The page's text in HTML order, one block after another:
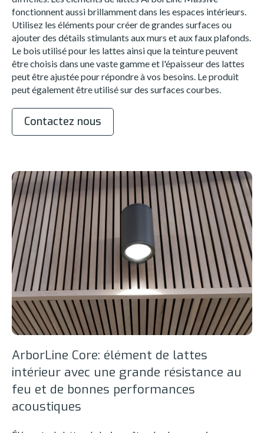
fonctionnent aussi brillamment dans les espaces intérieurs.
Utilisez les éléments pour créer de grandes surfaces ou
ajouter des détails stimulants aux murs et aux faux plafonds.
Le bois utilisé pour les lattes ainsi que la teinture peuvent
être choisis dans une vaste gamme et l'épaisseur des lattes
peut être ajustée pour répondre à vos besoins. Le produit
peut également être utilisé sur des surfaces courbes.
Contactez nous
ArborLine Core: élément de lattes
intérieur avec une grande résistance au
feu et de bonnes performances
acoustiques